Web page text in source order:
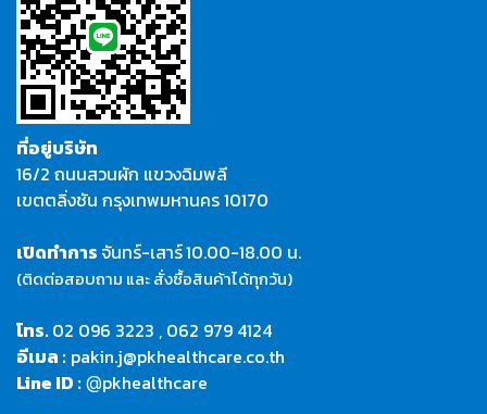
ที่อยู่บริษัท
16/2 ถนนสวนผัก แขวงฉิมพลี
เขตตลิ่งชัน กรุงเทพมหานคร 10170
เปิดทำการจันทร์-เสาร์10.00-18.00 น.
(ติดต่อสอบถาม และ สั่งซื้อสินค้าได้ทุกวัน)
โทร.02 096 3223 , 062 979 4124
อีเมล : pakin.j@pkhealthcare.co.th
Line ID : @pkhealthcare